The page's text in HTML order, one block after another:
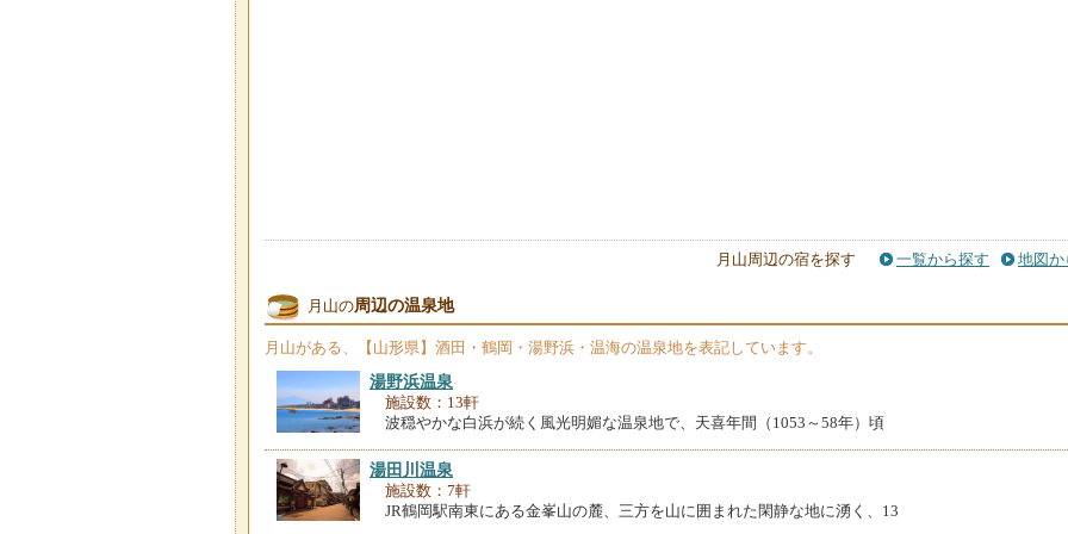
月山周辺の宿を探す 一覧から探す 地図か
月山の周辺の温泉地
月山がある、【山形県】酒田・鶴岡・湯野浜・温海の温泉地を表記しています。
湯野浜温泉
施設数：13軒
波穏やかな白浜が続く風光明媚な温泉地で、天喜年間（1053～58年）頃
湯田川温泉
施設数：7軒
JR鶴岡駅南東にある金峯山の麓、三方を山に囲まれた閑静な地に湧く、13